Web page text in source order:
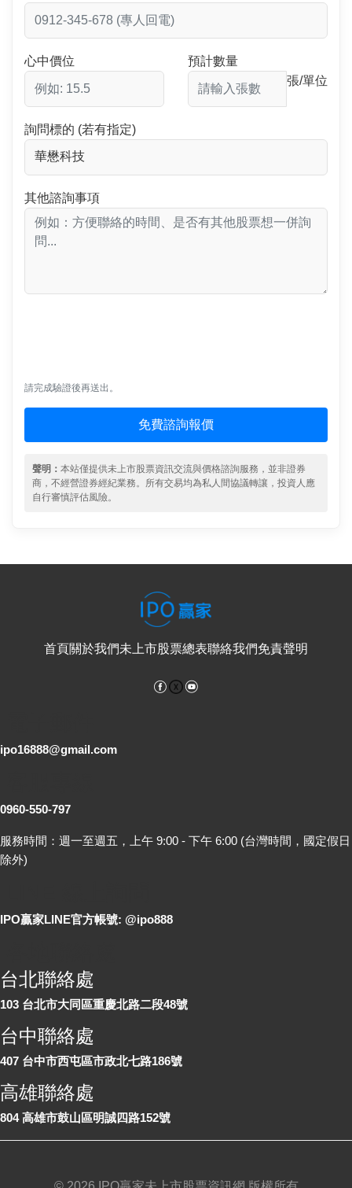
心中價位
預計數量
張/單位
詢問標的 (若有指定)
其他諮詢事項
請完成驗證後再送出。
免費諮詢報價
聲明： 本站僅提供未上市股票資訊交流與價格諮詢服務，並非證券
商，不經營證券經紀業務。所有交易均為私人間協議轉讓，投資人應
自行審慎評估風險。
首頁關於我們未上市股票總表聯絡我們免責聲明
Facebook
ipo16888@gmail.com
0960-550-797
服務時間：週一至週五，上午 9:00 - 下午 6:00 (台灣時間，國定假日
除外)
IPO贏家LINE官方帳號: @ipo888
台北聯絡處
103 台北市大同區重慶北路二段48號
台中聯絡處
407 台中市西屯區市政北七路186號
高雄聯絡處
804 高雄市鼓山區明誠四路152號